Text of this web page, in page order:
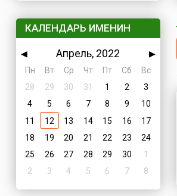
КАЛЕНДАРЬ ИМЕНИН
◀ Апрель, 2022
▶
Пн
Вт Ср Чт Пт Сб
Вс
28
29 30 31 1 2
3
4
5 6 7 8 9
10
11
12 13 14 15 16
17
18
19 20 21 22 23
24
25
26 27 28 29 30
1
2
3 4 5 6 7 8